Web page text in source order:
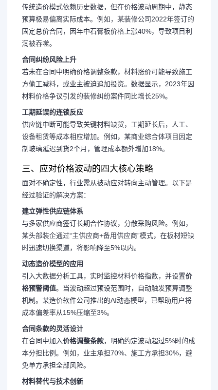
传统造价模式依赖历史数据，但在价格波动周期中， 静态
预算极易偏离实际成本。例如，某装修公司2022年签订的
固定总价合同，因年中石膏板价格上涨40%，导致项目利
润被吞噬。
合同纠纷风险上升
若未在合同中明确价格调整条款，材料涨价可能导致施工
方偷工减料，或业主被迫追加投资。数据显示，2023年因
材料价格争议引发的装修纠纷案件同比增长25%。
工期延误的连锁反应
供应链中断可能导致关键材料缺货，工期延长后，人工、
设备租赁等成本相应增加。例如，某商业综合体项目因定
制玻璃延迟到货2个月，管理成本额外增加18%。
三、应对价格波动的四大核心策略
面对不确定性，行业需从被动应对转向主动管理。以下是
经过验证的解决方案：
建立弹性供应链体系
与多家供应商签订长期合作协议，分散采购风险。例如，
某头部装企通过“主供应商+备用供应商”模式，在板材短缺
时迅速切换渠道，将影响降至5%以内。
动态造价模型的应用
引入大数据分析工具，实时监控材料价格指数，并设置价
格预警阈值。当波动超过预设范围时，自动触发预算调整
机制。某造价软件公司推出的AI动态模型，已帮助用户将
成本偏差率从15%压缩至3%。
合同条款的灵活设计
在合同中加入价格调整条款，明确约定波动超过5%时的成
本分担比例。例如，业主承担70%、施工方承担30%，避
免单方承担全部风险。
材料替代与技术创新